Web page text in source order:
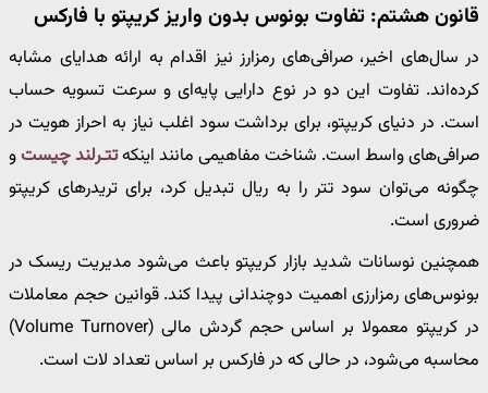
قانون هشتم: تفاوت بونوس بدون واریز کریپتو با فارکس
در سال‌های اخیر، صرافی‌های رمزارز نیز اقدام به ارائه هدایای مشابه
کرده‌اند. تفاوت این دو در نوع دارایی پایه‌ای و سرعت تسویه حساب
است. در دنیای کریپتو، برای برداشت سود اغلب نیاز به احراز هویت در
صرافی‌های واسط است. شناخت مفاهیمی مانند اینکهتتـرلند چیستو
چگونه می‌توان سود تتر را به ریال تبدیل کرد، برای تریدرهای کریپتو
ضروری است.
همچنین نوسانات شدید بازار کریپتو باعث می‌شود مدیریت ریسک در
بونوس‌های رمزارزی اهمیت دوچندانی پیدا کند. قوانین حجم معاملات
در کریپتو معمولا بر اساس حجم گردش مالی (Volume Turnover)
محاسبه می‌شود، در حالی که در فارکس بر اساس تعداد لات است.